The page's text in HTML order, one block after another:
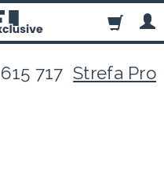
717Strefa Pro